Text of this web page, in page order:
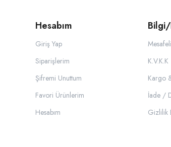
Hesabım
Giriş Yap
Siparişlerim
Şifremi Unuttum
Favori Ürünlerim
Hesabım
K.V.K.K
Kargo
İade /
Gizlilik